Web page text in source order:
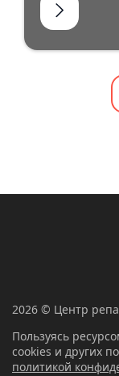
2026 © Центр
Пользуясь
cookies и других
политикой